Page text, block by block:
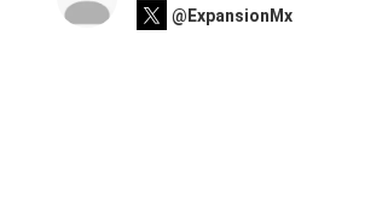
@ExpansionMx